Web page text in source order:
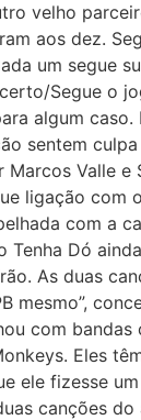
velho
aos dez.
um segue
Segue o
algum caso.
sentem
Valle e
ligação com
com a
Tenha Dó
As duas
com bandas
Eles
ele fizesse
canções do